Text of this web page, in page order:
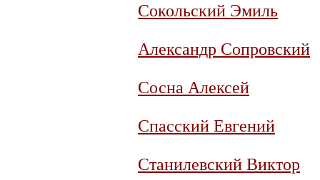
Сокольский Эмиль
Александр Сопровский
Сосна Алексей
Спасский Евгений
Станилевский Виктор